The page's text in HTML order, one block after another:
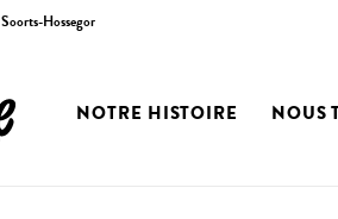
Hossegor
NOTRE HISTOIRE NOUS